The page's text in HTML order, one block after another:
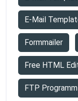
E-Mail
Formmailer
Free HTML
FTP Programm